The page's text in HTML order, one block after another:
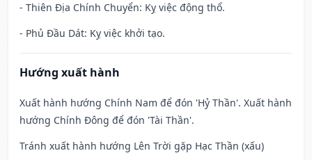
- Thiên Địa Chính Chuyển: Kỵ việc động thổ.
- Phủ Đầu Dát: Kỵ việc khởi tạo.
Hướng xuất hành
Xuất hành hướng Chính Nam để đón 'Hỷ Thần'. Xuất hành
hướng Chính Đông để đón 'Tài Thần'.
Tránh xuất hành hướng Lên Trời gặp Hạc Thần (xấu)